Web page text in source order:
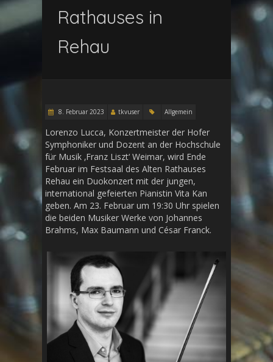
Rathauses in
Rehau
8. Februar 2023 tkvuser Allgemein
Lorenzo Lucca, Konzertmeister der Hofer
Symphoniker und Dozent an der Hochschule
für Musik ‚Franz Liszt‘ Weimar, wird Ende
Februar im Festsaal des Alten Rathauses
Rehau ein Duokonzert mit der jungen,
international gefeierten Pianistin Vita Kan
geben. Am 23. Februar um 19:30 Uhr spielen
die beiden Musiker Werke von Johannes
Brahms, Max Baumann und César Franck.